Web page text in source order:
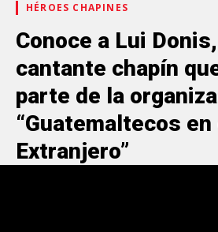
HÉROES CHAPINES
Conoce a Lui
cantante chapín
parte de la
“Guatemaltecos en
Extranjero”